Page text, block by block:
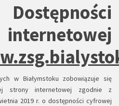
w Białymstoku zobowiązuje się
strony internetowej zgodnie z
2019 r. o dostępności cyfrowej